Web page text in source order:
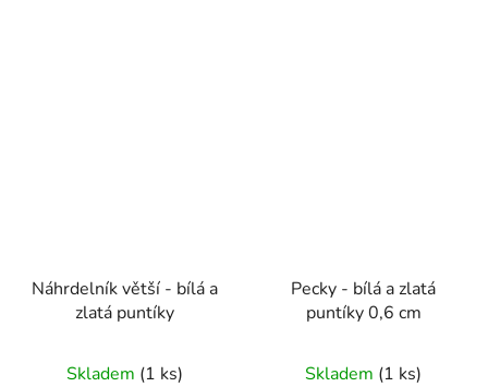
Náhrdelník větší - bílá a
zlatá puntíky
Skladem (1 ks)
Pecky - bílá a zlatá
puntíky 0,6 cm
Skladem (1 ks)